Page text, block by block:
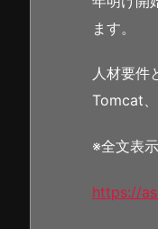
ます。
人材要件
Tomcat
※全文表
https://